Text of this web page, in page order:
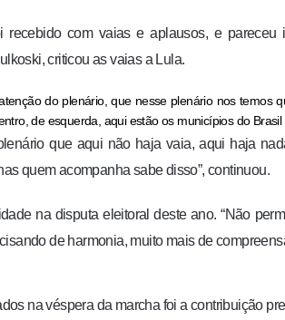
recebido com vaias e aplausos, e pareceu
criticou as vaias a Lula.
do plenário, que nesse plenário nos temos
de esquerda, aqui estão os municípios do
que aqui não haja vaia, aqui haja
quem acompanha sabe disso”, continuou.
na disputa eleitoral deste ano. “Não
de harmonia, muito mais de
na véspera da marcha foi a contribuição